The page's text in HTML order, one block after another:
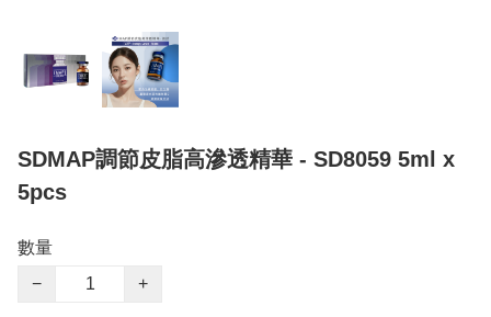
SDMAP調節皮脂高滲透精華 - SD8059 5ml x
5pcs
數量
−
+